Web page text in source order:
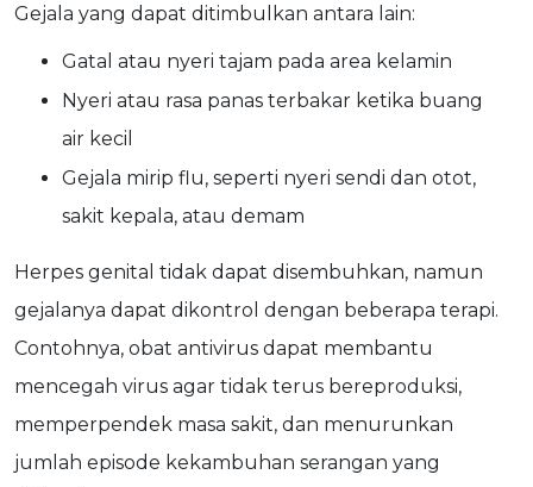
Gejala yang dapat ditimbulkan antara lain:
Gatal atau nyeri tajam pada area kelamin
Nyeri atau rasa panas terbakar ketika buang
air kecil
Gejala mirip flu, seperti nyeri sendi dan otot,
sakit kepala, atau demam
Herpes genital tidak dapat disembuhkan, namun
gejalanya dapat dikontrol dengan beberapa terapi.
Contohnya, obat antivirus dapat membantu
mencegah virus agar tidak terus bereproduksi,
memperpendek masa sakit, dan menurunkan
jumlah episode kekambuhan serangan yang